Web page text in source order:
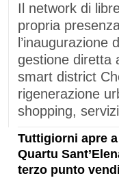
Il network di
propria
l’inaugurazione
gestione diretta
smart district
rigenerazione
shopping,
Tuttigiorni apre a
Quartu
terzo punto